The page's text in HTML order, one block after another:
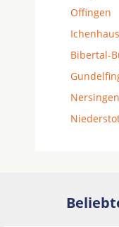
Offingen
Bibertal-
Nersingen